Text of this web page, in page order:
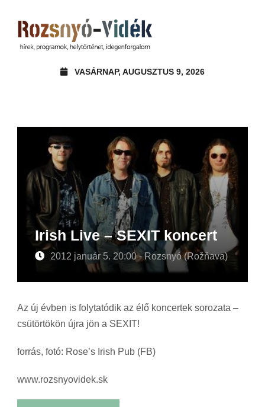
VASÁRNAP, AUGUSZTUS 9, 2026
Irish Live – SEXIT koncert
2012 január 5. 20:00 - Rozsnyó (Rožňava)
Az új évben is folytatódik az élő koncertek sorozata –
csütörtökön újra jön a SEXIT!
forrás, fotó: Rose’s Irish Pub (FB)
www.rozsnyovidek.sk